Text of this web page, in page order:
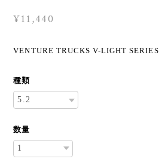
¥11,440
VENTURE TRUCKS V-LIGHT SERIES
種類
数量